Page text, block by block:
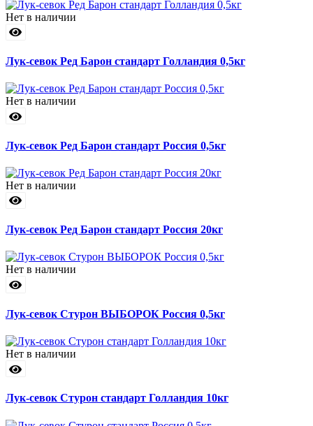
Нет в наличии
Лук-севок Ред Барон стандарт Голландия 0,5кг
Нет в наличии
Лук-севок Ред Барон стандарт Россия 0,5кг
Нет в наличии
Лук-севок Ред Барон стандарт Россия 20кг
Нет в наличии
Лук-севок Стурон ВЫБОРОК Россия 0,5кг
Нет в наличии
Лук-севок Стурон стандарт Голландия 10кг